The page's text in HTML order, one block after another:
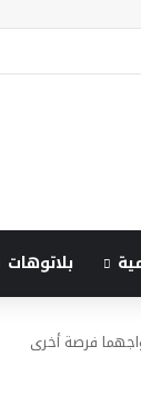
بلاتوهات
فرصة أخرى